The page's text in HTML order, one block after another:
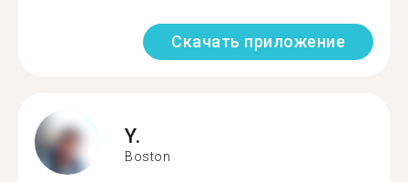
Скачать приложение
Y.
Boston